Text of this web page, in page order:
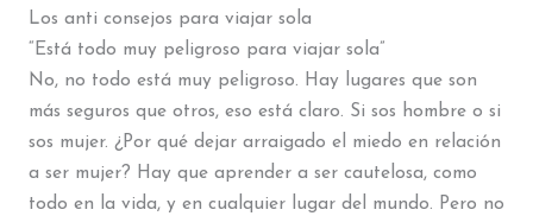
Los anti consejos para viajar sola
“Está todo muy peligroso para viajar sola”
No, no todo está muy peligroso. Hay lugares que son
más seguros que otros, eso está claro. Si sos hombre o si
sos mujer. ¿Por qué dejar arraigado el miedo en relación
a ser mujer? Hay que aprender a ser cautelosa, como
todo en la vida, y en cualquier lugar del mundo. Pero no